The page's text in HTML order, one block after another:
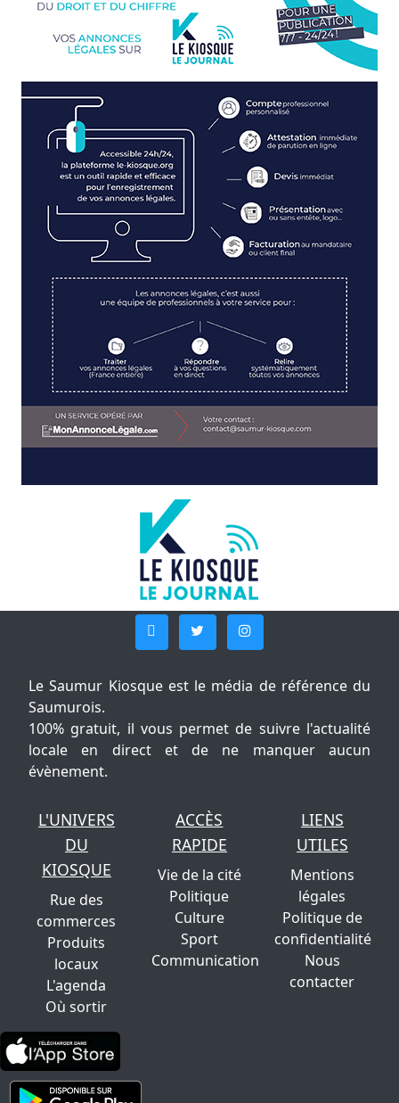
Le Saumur Kiosque est le média de référence du
Saumurois.
100% gratuit, il vous permet de suivre l'actualité
locale en direct et de ne manquer aucun
évènement.
L'UNIVERS
DU
KIOSQUE
Rue des
commerces
Produits
locaux
L'agenda
Où sortir
ACCÈS
RAPIDE
Vie de la cité
Politique
Culture
Sport
Communication
LIENS
UTILES
Mentions
légales
Politique de
confidentialité
Nous
contacter